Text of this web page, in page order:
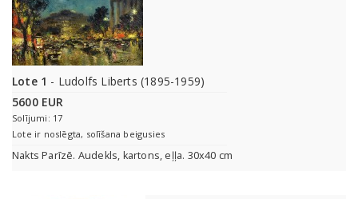
Lote 1 - Ludolfs Liberts (1895-1959)
5600 EUR
Solījumi: 17
Lote ir noslēgta, solīšana beigusies
Nakts Parīzē. Audekls, kartons, eļļa. 30x40 cm